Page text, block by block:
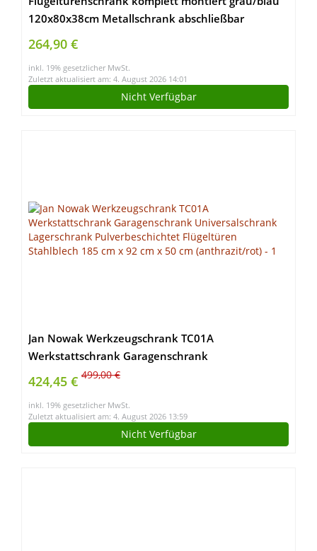
120x80x38cm Metallschrank abschließbar
Lagerschrank Aktenschrank 2 Fachböden 530291
264,90 €
inkl. 19% gesetzlicher MwSt.
Zuletzt aktualisiert am: 4. August 2026 14:01
Nicht Verfügbar
Jan Nowak Werkzeugschrank TC01A
Werkstattschrank Garagenschrank
Universalschrank Lagerschrank Pulverbeschichtet
Flügeltüren Stahlblech 185 cm x 92 cm x 50 cm
(anthrazit/rot)
424,45 € 499,00 €
inkl. 19% gesetzlicher MwSt.
Zuletzt aktualisiert am: 4. August 2026 13:59
Nicht Verfügbar